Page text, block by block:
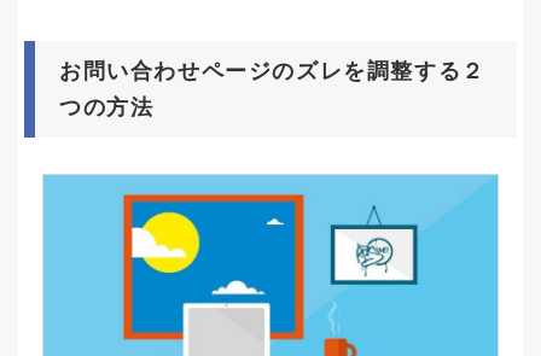
お問い合わせページのズレを調整する２
つの方法